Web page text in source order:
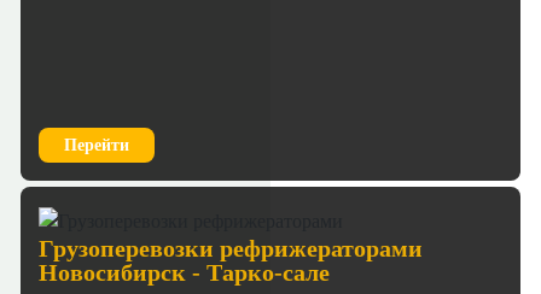
Перейти
Грузоперевозки рефрижераторами
Новосибирск - Тарко-сале